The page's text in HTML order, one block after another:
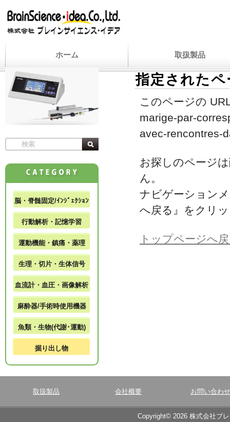
ホーム 取扱製品
指定された
このページの
marige-par-
avec-rencontres-
お探しのページ
ん。
ナビゲーション
へ戻る』をクリ
トップページへ
脳・脊髄固定/ｲﾝｼﾞｪｸｼｮﾝ
行動解析・記憶学習
運動機能・鎮痛・薬理
生理・切片・生体信号
血流計・血圧・画像解析
麻酔器/手術時使用機器
魚類・生物(代謝･運動)
掘り出し物
取扱製品 会社概要 お問い合わせ
Copyright© 2026 株式会社ブ